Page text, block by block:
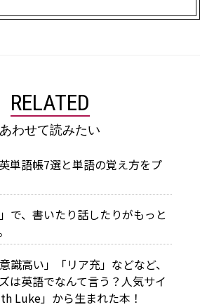
RELATED
あわせて読みたい
単語帳7選と単語の覚え方をプ
で、書いたり話したりがもっと
識高い」「リア充」などなど、
は英語でなんて言う？人気サイ
Luke」から生まれた本！